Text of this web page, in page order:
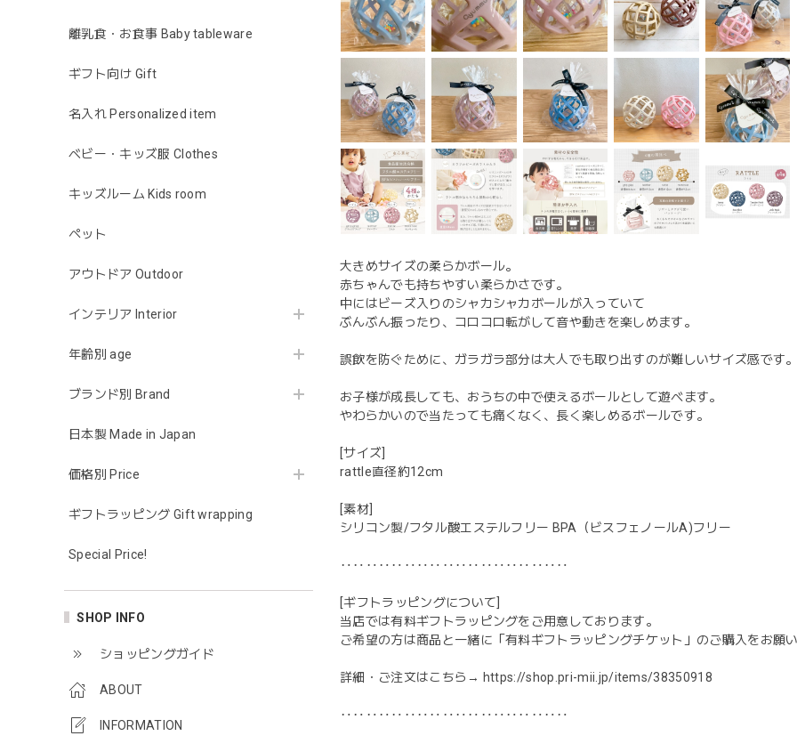
離乳食・お食事 Baby tableware
ギフト向け Gift
名入れ Personalized item
ベビー・キッズ服 Clothes
キッズルーム Kids room
ペット
アウトドア Outdoor
インテリア Interior
年齢別 age
ブランド別 Brand
日本製 Made in Japan
価格別 Price
ギフトラッピング Gift wrapping
Special Price!
SHOP INFO
ショッピングガイド
ABOUT
INFORMATION
大きめサイズの柔らかボール。
赤ちゃんでも持ちやすい柔らかさです。
中にはビーズ入りのシャカシャカボールが入っていて
ぶんぶん振ったり、コロコロ転がして音や動きを楽しめます。
誤飲を防ぐために、ガラガラ部分は大人でも取り出すのが難しいサイズ感です。
お子様が成長しても、おうちの中で使えるボールとして遊べます。
やわらかいので当たっても痛くなく、長く楽しめるボールです。
[サイズ]
rattle直径約12cm
[素材]
シリコン製/フタル酸エステルフリー BPA（ビスフェノールA)フリー
‥‥‥‥‥‥‥‥‥‥‥‥‥‥‥‥‥‥
[ギフトラッピングについて]
当店では有料ギフトラッピングをご用意しております。
ご希望の方は商品と一緒に「有料ギフトラッピングチケット」のご購入をお願い
詳細・ご注文はこちら→ https://shop.pri-mii.jp/items/38350918
‥‥‥‥‥‥‥‥‥‥‥‥‥‥‥‥‥‥